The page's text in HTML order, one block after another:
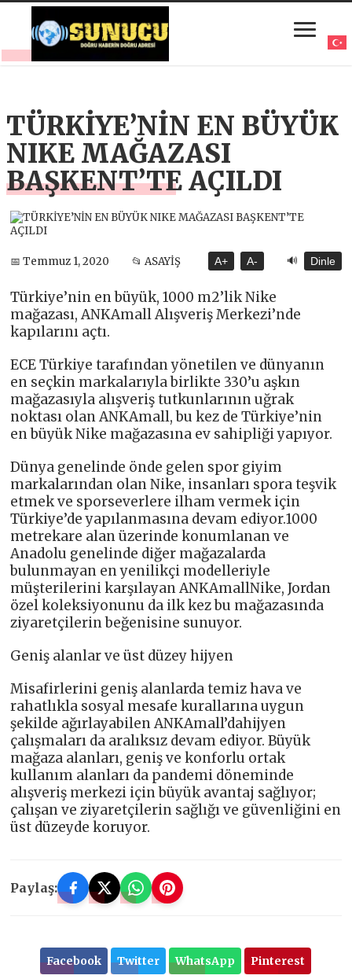
TÜRKİYE’NİN EN BÜYÜK
NIKE MAĞAZASI
BAŞKENT’TE AÇILDI
📅 Temmuz 1, 2020 📂 ASAYİŞ A+ A- 🔊 Dinle
Türkiye’nin en büyük, 1000 m2’lik Nike
mağazası, ANKAmall Alışveriş Merkezi’nde
kapılarını açtı.
ECE Türkiye tarafından yönetilen ve dünyanın
en seçkin markalarıyla birlikte 330’u aşkın
mağazasıyla alışveriş tutkunlarının uğrak
noktası olan ANKAmall, bu kez de Türkiye’nin
en büyük Nike mağazasına ev sahipliği yapıyor.
Dünya genelinde önde gelen spor giyim
markalarından olan Nike, insanları spora teşvik
etmek ve sporseverlere ilham vermek için
Türkiye’de yapılanmasına devam ediyor.1000
metrekare alan üzerinde konumlanan ve
Anadolu genelinde diğer mağazalarda
bulunmayan en yenilikçi modelleriyle
müşterilerini karşılayan ANKAmallNike, Jordan
özel koleksiyonunu da ilk kez bu mağazasında
ziyaretçilerin beğenisine sunuyor.
Geniş alanlar ve üst düzey hijyen
Misafirlerini geniş alanlarda temiz hava ve
rahatlıkla sosyal mesafe kurallarına uygun
şekilde ağırlayabilen ANKAmall’dahijyen
çalışmaları da aralıksız devam ediyor. Büyük
mağaza alanları, geniş ve konforlu ortak
kullanım alanları da pandemi döneminde
alışveriş merkezi için büyük avantaj sağlıyor;
çalışan ve ziyaretçilerin sağlığı ve güvenliğini en
üst düzeyde koruyor.
Paylaş:
Facebook Twitter WhatsApp Pinterest